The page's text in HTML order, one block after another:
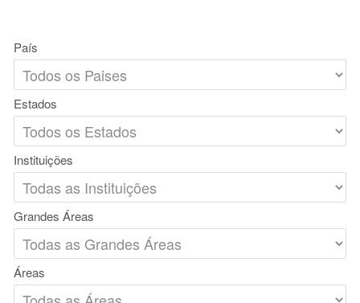
País
Estados
Instituições
Grandes Áreas
Áreas